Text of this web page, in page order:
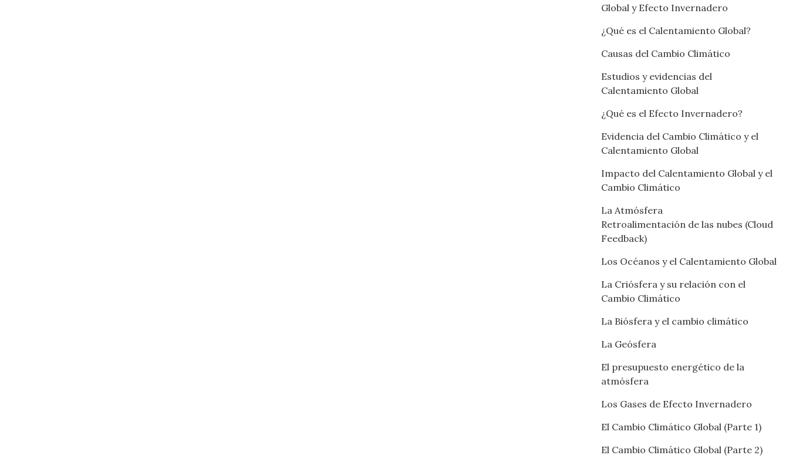
Global y Efecto Invernadero
¿Qué es el Calentamiento Global?
Causas del Cambio Climático
Estudios y evidencias del
Calentamiento Global
¿Qué es el Efecto Invernadero?
Evidencia del Cambio Climático y el
Calentamiento Global
Impacto del Calentamiento Global y el
Cambio Climático
La Atmósfera
Retroalimentación de las nubes (Cloud
Feedback)
Los Océanos y el Calentamiento Global
La Criósfera y su relación con el
Cambio Climático
La Biósfera y el cambio climático
La Geósfera
El presupuesto energético de la
atmósfera
Los Gases de Efecto Invernadero
El Cambio Climático Global (Parte 1)
El Cambio Climático Global (Parte 2)